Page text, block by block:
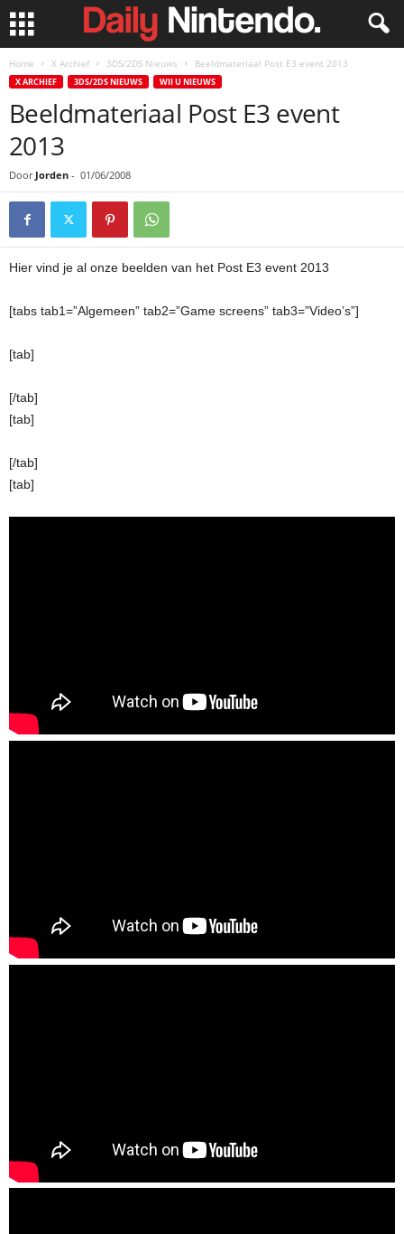
Home X Archief 3DS/2DS Nieuws Beeldmateriaal Post E3 event 2013
X ARCHIEF 3DS/2DS NIEUWS WII U NIEUWS
Beeldmateriaal Post E3 event
2013
Door Jorden - 01/06/2008
Hier vind je al onze beelden van het Post E3 event 2013
[tabs tab1=”Algemeen” tab2=”Game screens” tab3=”Video’s”]
[tab]
[/tab]
[tab]
[/tab]
[tab]